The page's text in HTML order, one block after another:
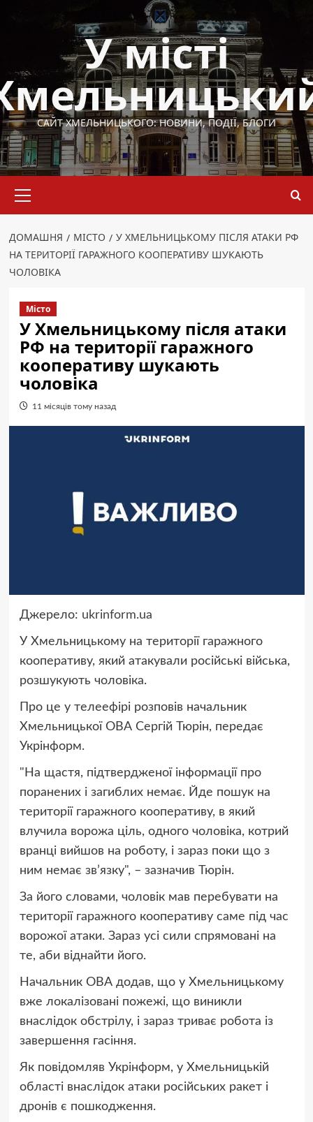
У місті
САЙТ ХМЕЛЬНИЦЬКОГО: НОВИНИ, ПОДІЇ, БЛОГИ
меню
ДОМАШНЯ МІСТО
У ХМЕЛЬНИЦЬКОМУ ПІСЛЯ АТАКИ РФ
НА ТЕРИТОРІЇ ГАРАЖНОГО КООПЕРАТИВУ ШУКАЮТЬ
ЧОЛОВІКА
Місто
У Хмельницькому після атаки
РФ на території гаражного
кооперативу шукають
чоловіка
11 місяців тому назад
Джерело: ukrinform.ua
У Хмельницькому на території гаражного
кооперативу, який атакували російські війська,
розшукують чоловіка.
Про це у телеефірі розповів начальник
Хмельницької ОВА Сергій Тюрін, передає
Укрінформ.
"На щастя, підтвердженої інформації про
поранених і загиблих немає. Йде пошук на
території гаражного кооперативу, в який
влучила ворожа ціль, одного чоловіка, котрий
вранці вийшов на роботу, і зараз поки що з
ним немає зв’язку", – зазначив Тюрін.
За його словами, чоловік мав перебувати на
території гаражного кооперативу саме під час
ворожої атаки. Зараз усі сили спрямовані на
те, аби віднайти його.
Начальник ОВА додав, що у Хмельницькому
вже локалізовані пожежі, що виникли
внаслідок обстрілу, і зараз триває робота із
завершення гасіння.
Як повідомляв Укрінформ, у Хмельницькій
області внаслідок атаки російських ракет і
дронів є пошкодження.